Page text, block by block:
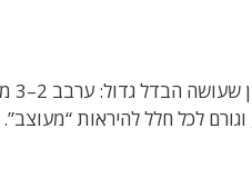
וגורם לכל חלל להיראות “מעוצב”.